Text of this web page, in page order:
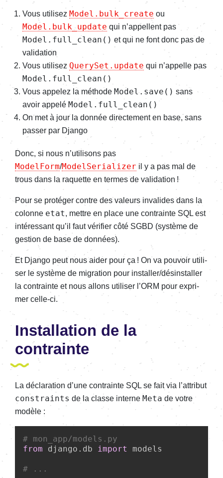
Vous utili­sez Model.bulk_create ou
Model.bulk_update qui n’ap­pellent pas
Model.full_clean() et qui ne font donc pas de
vali­da­tion
Vous utili­sez QuerySet.update qui n’ap­pelle pas
Model.full_clean()
Vous appe­lez la méthode Model.save() sans
avoir appelé Model.full_clean()
On met à jour la donnée direc­te­ment en base, sans
passer par Django
Donc, si nous n’uti­li­sons pas
ModelForm/ModelSerializer il y a pas mal de
trous dans la raquette en termes de vali­da­tion !
Pour se proté­ger contre des valeurs inva­lides dans la
colonne etat, mettre en place une contrainte SQL est
inté­res­sant qu’il faut véri­fier côté SGBD (système de
gestion de base de données).
Et Django peut nous aider pour ça ! On va pouvoir utili­
ser le système de migra­tion pour instal­ler/désins­tal­ler
la contrainte et nous allons utili­ser l’ORM pour expri­
mer celle-ci.
Instal­la­tion de la
contrainte
La décla­ra­tion d’une contrainte SQL se fait via l’at­tri­but
constraints de la classe interne Meta de votre
modèle :
# mon_app/models.py
from django.db import models
# ...